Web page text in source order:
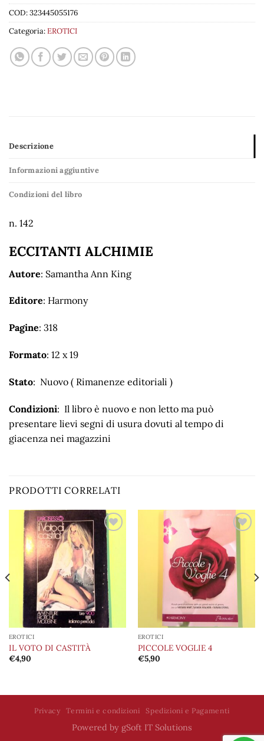
COD:323445055176
Categoria:EROTICI
Descrizione
Informazioni aggiuntive
Condizioni del libro
n. 142
ECCITANTI ALCHIMIE
Autore: Samantha Ann King
Editore: Harmony
Pagine: 318
Formato: 12 x 19
Stato: Nuovo ( Rimanenze editoriali )
Condizioni: Il libro è nuovo e non letto ma può
presentare lievi segni di usura dovuti al tempo di
giacenza nei magazzini
PRODOTTI CORRELATI
Aggiungi
alla lista
dei
desideri
EROTICI
IL VOTO DI CASTITÀ
€4,90
Aggiungi
alla lista
dei
desideri
EROTICI
PICCOLE VOGLIE 4
€5,90
Privacy Termini e condizioni Spedizioni e Pagamenti
Powered by gSoft IT Solutions